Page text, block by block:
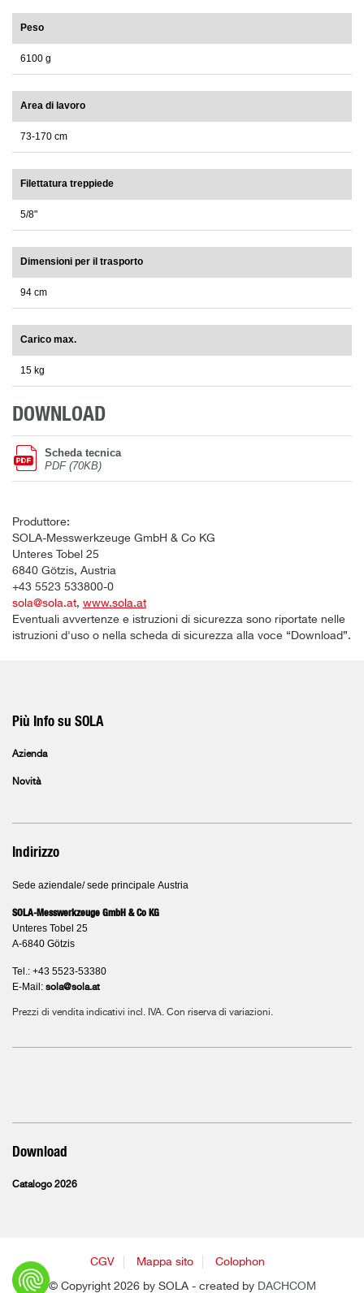
Peso
6100 g
Area di lavoro
73-170 cm
Filettatura treppiede
5/8"
Dimensioni per il trasporto
94 cm
Carico max.
15 kg
DOWNLOAD
Scheda tecnica
PDF (70KB)
Produttore:
SOLA-Messwerkzeuge GmbH & Co KG
Unteres Tobel 25
6840 Götzis, Austria
+43 5523 533800-0
sola@sola.at, www.sola.at
Eventuali avvertenze e istruzioni di sicurezza sono riportate nelle
istruzioni d'uso o nella scheda di sicurezza alla voce “Download”.
Più Info su SOLA
Azienda
Novità
Indirizzo
Sede aziendale/ sede principale Austria
SOLA-Messwerkzeuge GmbH & Co KG
Unteres Tobel 25
A-6840 Götzis
Tel.: +43 5523-53380
E-Mail: sola@sola.at
Prezzi di vendita indicativi incl. IVA. Con riserva di variazioni.
Download
Catalogo 2026
CGV Mappa sito Colophon
© Copyright 2026 by SOLA - created by DACHCOM